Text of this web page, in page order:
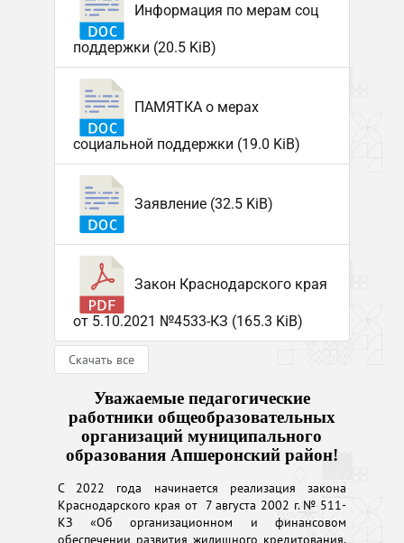
Информация по мерам соц
поддержки (20.5 KiB)
ПАМЯТКА о мерах
социальной поддержки (19.0 KiB)
Заявление (32.5 KiB)
Закон Краснодарского края
от 5.10.2021 №4533-КЗ (165.3 KiB)
Скачать все
Уважаемые педагогические
работники общеобразовательных
организаций муниципального
образования Апшеронский район!
С 2022 года начинается реализация закона
Краснодарского края от 7 августа 2002 г. № 511-
КЗ «Об организационном и финансовом
обеспечении развития жилищного кредитования,